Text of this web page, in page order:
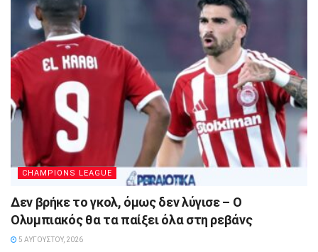
CHAMPIONS LEAGUE
Δεν βρήκε το γκολ, όμως δεν λύγισε – Ο
Ολυμπιακός θα τα παίξει όλα στη ρεβάνς
5 ΑΥΓΟΎΣΤΟΥ, 2026